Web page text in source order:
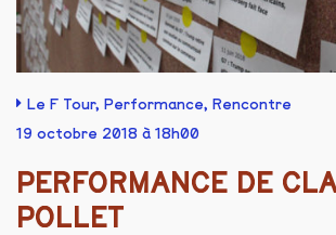
Le F Tour, Performance, Rencontre
19 octobre 2018 à 18h00
PERFORMANCE DE
POLLET